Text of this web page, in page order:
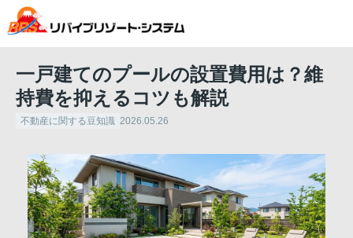
一戸建てのプールの設置費用は？維
持費を抑えるコツも解説
不動産に関する豆知識 2026.05.26